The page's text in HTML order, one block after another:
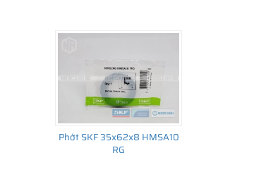
Phớt SKF 35x62x8 HMSA10
RG